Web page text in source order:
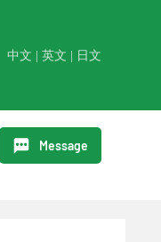
中文 | 英文 | 日文
Message